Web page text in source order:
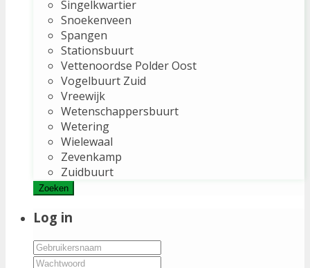
Singelkwartier
Snoekenveen
Spangen
Stationsbuurt
Vettenoordse Polder Oost
Vogelbuurt Zuid
Vreewijk
Wetenschappersbuurt
Wetering
Wielewaal
Zevenkamp
Zuidbuurt
Zoeken
Log in